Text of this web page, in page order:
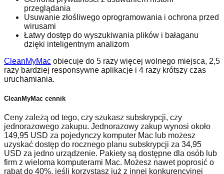
przeglądania
Usuwanie złośliwego oprogramowania i ochrona przed
wirusami
Łatwy dostęp do wyszukiwania plików i bałaganu
dzięki inteligentnym analizom
CleanMyMac obiecuje do 5 razy więcej wolnego miejsca, 2,5
razy bardziej responsywne aplikacje i 4 razy krótszy czas
uruchamiania.
CleanMyMac cennik
Ceny zależą od tego, czy szukasz subskrypcji, czy
jednorazowego zakupu. Jednorazowy zakup wynosi około
149,95 USD za pojedynczy komputer Mac lub możesz
uzyskać dostęp do rocznego planu subskrypcji za 34,95
USD za jedno urządzenie. Pakiety są dostępne dla osób lub
firm z wieloma komputerami Mac. Możesz nawet poprosić o
rabat do 40%, jeśli korzystasz już z innej konkurencyjnej